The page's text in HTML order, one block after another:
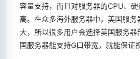
容量支持，而且对服务器的CPU、
高。在众多海外服务器中，美国服务
大，所以很多用户会选择美国服务
国服务器能支持G口带宽，就能保证